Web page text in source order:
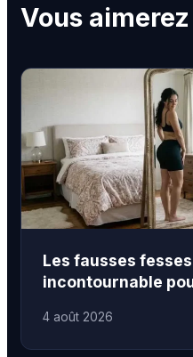
Vous
Les fausses
incontournable
4 août 2026